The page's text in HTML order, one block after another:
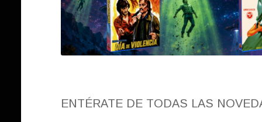
ENTÉRATE DE TODAS LAS